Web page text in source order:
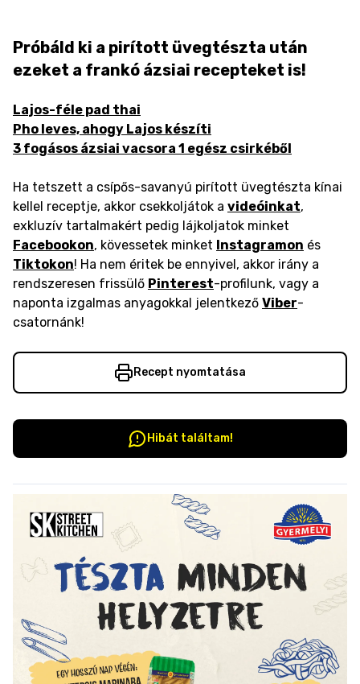
Próbáld ki a pirított üvegtészta után
ezeket a frankó ázsiai recepteket is!
Lajos-féle pad thai
Pho leves, ahogy Lajos készíti
3 fogásos ázsiai vacsora 1 egész csirkéből
Ha tetszett a csípős-savanyú pirított üvegtészta kínai
kellel receptje, akkor csekkoljátok a videóinkat,
exkluzív tartalmakért pedig lájkoljatok minket
Facebookon, kövessetek minket Instagramon és
Tiktokon! Ha nem éritek be ennyivel, akkor irány a
rendszeresen frissülő Pinterest-profilunk, vagy a
naponta izgalmas anyagokkal jelentkező Viber-
csatornánk!
Recept nyomtatása
Hibát találtam!